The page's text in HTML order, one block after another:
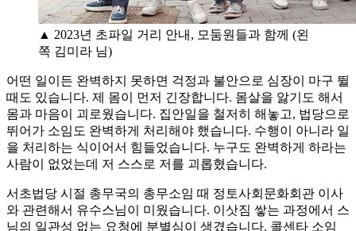
▲ 2023년 초파일 거리 안내, 모둠원들과 함께 (왼
쪽 김미라 님)
어떤 일이든 완벽하지 못하면 걱정과 불안으로 심장이 마구 뛸
때도 있습니다. 제 몸이 먼저 긴장합니다. 몸살을 앓기도 해서
몸과 마음이 괴로웠습니다. 집안일을 철저히 해놓고, 법당으로
뛰어가 소임도 완벽하게 처리해야 했습니다. 수행이 아니라 일
을 처리하는 식이어서 힘들었습니다. 누구도 완벽하게 하라는
사람이 없었는데 저 스스로 저를 괴롭혔습니다.
서초법당 시절 총무국의 총무소임 때 정토사회문화회관 이사
와 관련해서 유수스님이 미웠습니다. 이삿짐 쌓는 과정에서 스
님의 일관성 없는 요청에 분별심이 생겼습니다. 콜센타 소임